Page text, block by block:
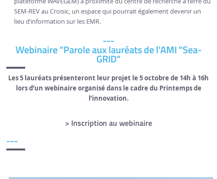
SEM-REV au Croisic, un espace qui pourrait également devenir un
lieu d’information sur les EMR.
---
Webinaire "Parole aux lauréats de l'AMI "Sea-
GRID"
Les 5 lauréats présenteront leur projet le 5 octobre de 14h à 16h
lors d’un webinaire organisé dans le cadre du Printemps de
l’innovation.
> Inscription au webinaire
---